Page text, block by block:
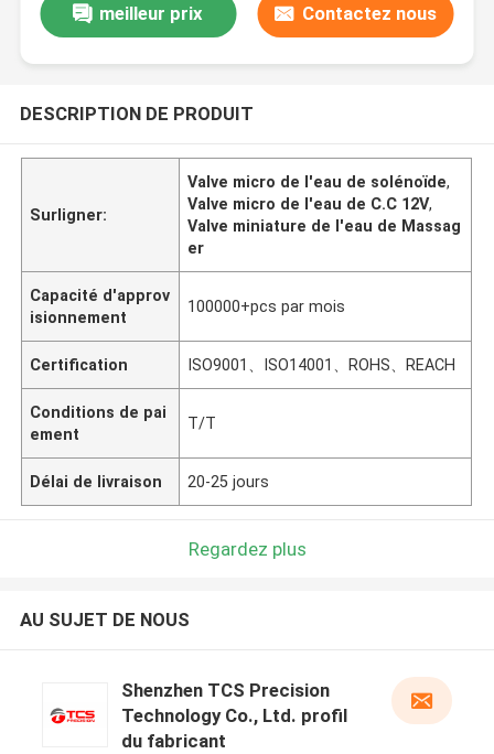
meilleur prix Contactez nous
DESCRIPTION DE PRODUIT
Surligner:
Valve micro de l'eau de solénoïde,
Valve micro de l'eau de C.C 12V,
Valve miniature de l'eau de Massag
er
Capacité d'approv
isionnement
100000+pcs par mois
Certification ISO9001、ISO14001、ROHS、REACH
Conditions de pai
ement
T/T
Délai de livraison 20-25 jours
Regardez plus
AU SUJET DE NOUS
Shenzhen TCS Precision
Technology Co., Ltd. profil
du fabricant